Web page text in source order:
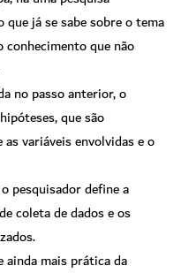
já se sabe sobre o tema
que não
no passo anterior, o
que são
variáveis envolvidas e o
pesquisador define a
coleta de dados e os
ainda mais prática da